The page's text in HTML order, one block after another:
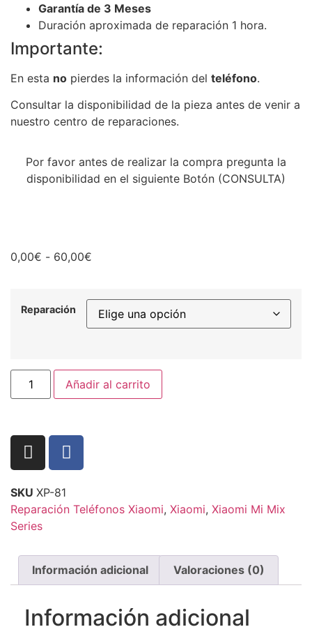
Garantía de 3 Meses
Duración aproximada de reparación 1 hora.
Importante:
En esta no pierdes la información del teléfono.
Consultar la disponibilidad de la pieza antes de venir a
nuestro centro de reparaciones.
Por favor antes de realizar la compra pregunta la
disponibilidad en el siguiente Botón (CONSULTA)
0,00€ - 60,00€
Reparación
Añadir al carrito
SKU XP-81
Reparación Teléfonos Xiaomi, Xiaomi, Xiaomi Mi Mix
Series
Información adicional Valoraciones (0)
Información adicional